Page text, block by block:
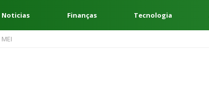
Noticias Finanças Tecnologia